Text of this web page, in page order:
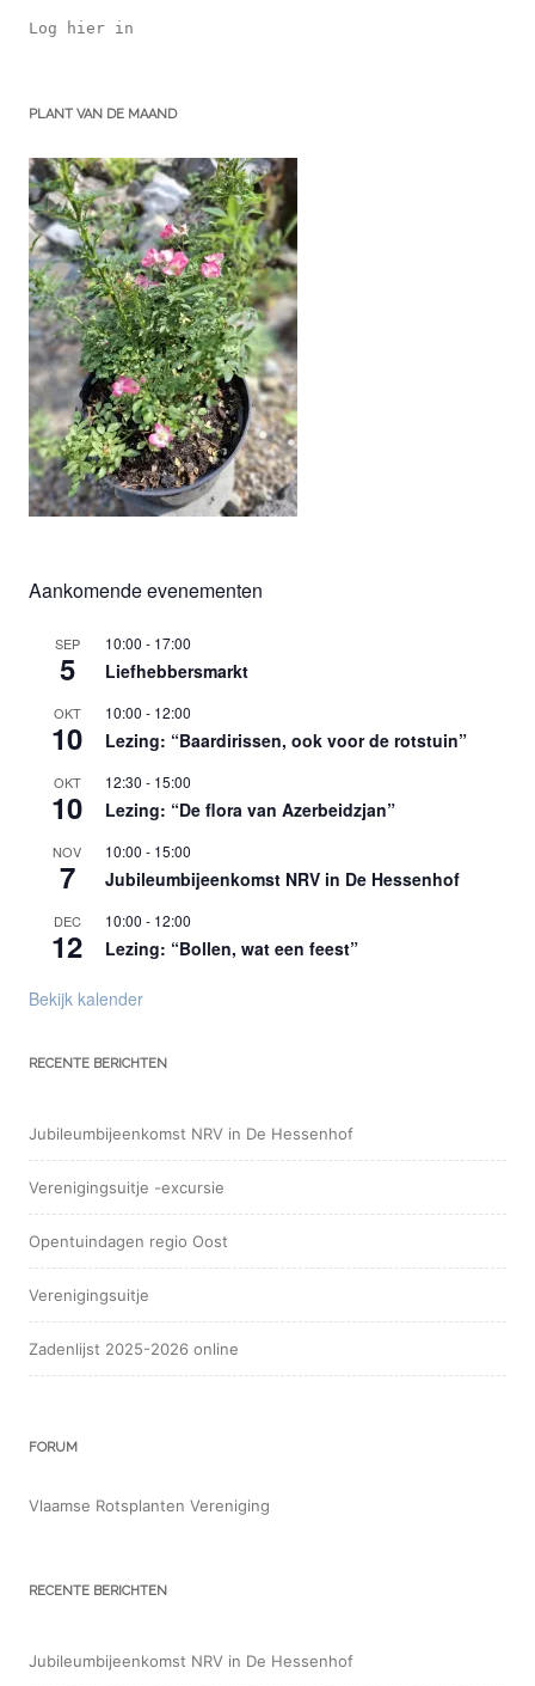
Log hier in
PLANT VAN DE MAAND
Aankomende evenementen
SEP
5
10:00 - 17:00
Liefhebbersmarkt
OKT
10
10:00 - 12:00
Lezing: “Baardirissen, ook voor de rotstuin”
OKT
10
12:30 - 15:00
Lezing: “De flora van Azerbeidzjan”
NOV
7
10:00 - 15:00
Jubileumbijeenkomst NRV in De Hessenhof
DEC
12
10:00 - 12:00
Lezing: “Bollen, wat een feest”
Bekijk kalender
RECENTE BERICHTEN
Jubileumbijeenkomst NRV in De Hessenhof
Verenigingsuitje -excursie
Opentuindagen regio Oost
Verenigingsuitje
Zadenlijst 2025-2026 online
FORUM
Vlaamse Rotsplanten Vereniging
RECENTE BERICHTEN
Jubileumbijeenkomst NRV in De Hessenhof